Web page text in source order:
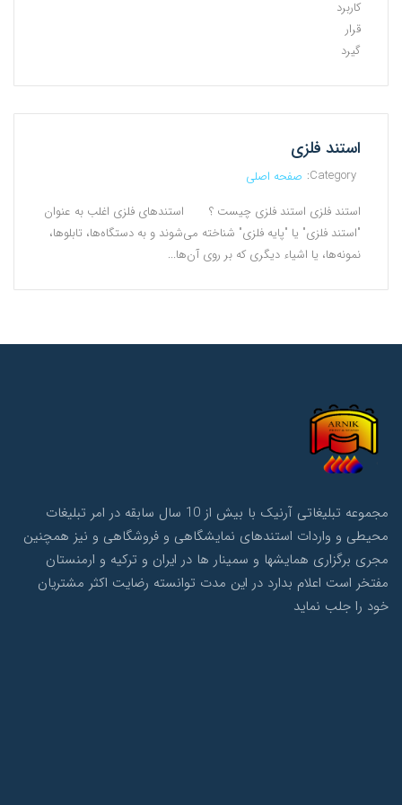
کاربرد
قرار
گیرد
استند فلزی
Category: صفحه اصلی
استند فلزی استند فلزی چیست ؟ استندهای فلزی اغلب به عنوان
"استند فلزی" یا "پایه فلزی" شناخته می‌شوند و به دستگاه‌ها، تابلوها،
نمونه‌ها، یا اشیاء دیگری که بر روی آن‌ها...
مجموعه تبلیغاتی آرنیک با بیش از 10 سال سابقه در امر تبلیغات
محیطی و واردات استندهای نمایشگاهی و فروشگاهی و نیز همچنین
مجری برگزاری همایشها و سمینار ها در ایران و ترکیه و ارمنستان
مفتخر است اعلام بدارد در این مدت توانسته رضایت اکثر مشتریان
خود را جلب نماید